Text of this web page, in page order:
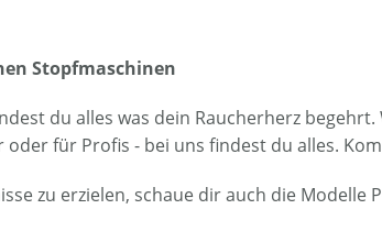
Stopfmaschinen
du alles was dein Raucherherz
oder für Profis - bei uns findest du alles.
zu erzielen, schaue dir auch die